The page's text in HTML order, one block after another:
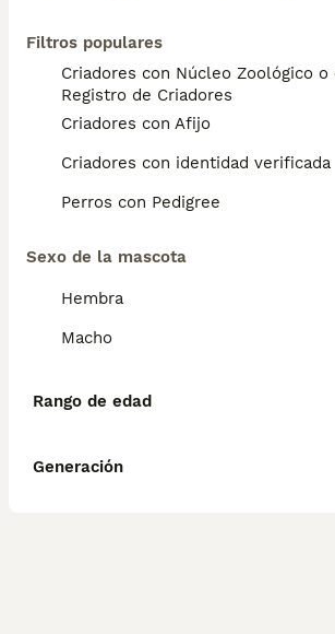
Filtros populares
Criadores con Núcleo Zoológico o
Registro de Criadores
Criadores con Afijo
Criadores con identidad verificada
Perros con Pedigree
Sexo de la mascota
Hembra
Macho
Rango de edad
Generación